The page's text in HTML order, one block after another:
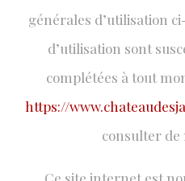
générales d’utilisation
d’utilisation sont
complétées à tout
https://
consulter